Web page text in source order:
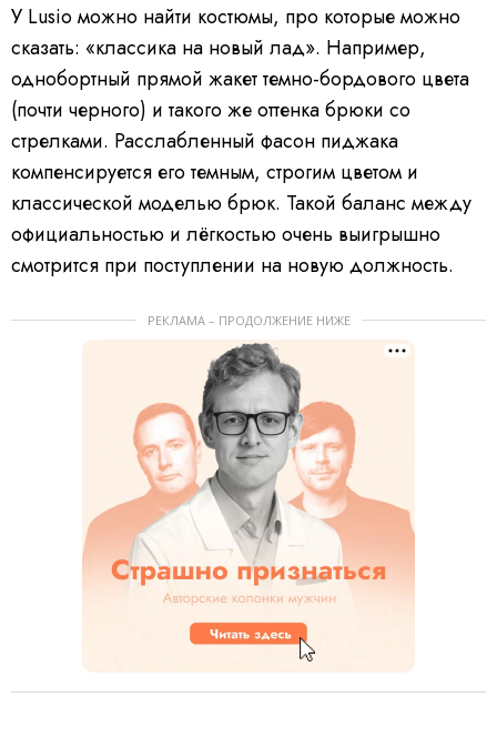
У Lusio можно найти костюмы, про которые можно
сказать: «классика на новый лад». Например,
однобортный прямой жакет темно-бордового цвета
(почти черного) и такого же оттенка брюки со
стрелками. Расслабленный фасон пиджака
компенсируется его темным, строгим цветом и
классической моделью брюк. Такой баланс между
официальностью и лёгкостью очень выигрышно
смотрится при поступлении на новую должность.
РЕКЛАМА – ПРОДОЛЖЕНИЕ НИЖЕ